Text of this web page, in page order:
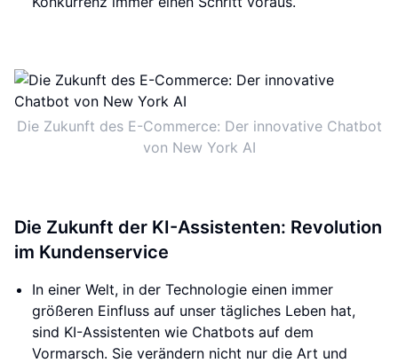
Die Zukunft des E-Commerce: Der innovative Chatbot
von New York AI
Die Zukunft der KI-Assistenten: Revolution
im Kundenservice
In einer Welt, in der Technologie einen immer
größeren Einfluss auf unser tägliches Leben hat,
sind KI-Assistenten wie Chatbots auf dem
Vormarsch. Sie verändern nicht nur die Art und